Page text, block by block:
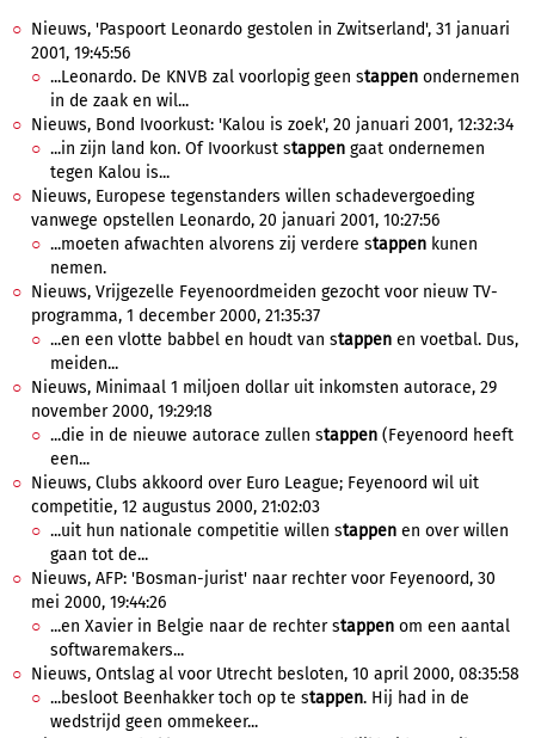
Nieuws, 'Paspoort Leonardo gestolen in Zwitserland', 31 januari
2001, 19:45:56
...Leonardo. De KNVB zal voorlopig geen stappen ondernemen
in de zaak en wil...
Nieuws, Bond Ivoorkust: 'Kalou is zoek', 20 januari 2001, 12:32:34
...in zijn land kon. Of Ivoorkust stappen gaat ondernemen
tegen Kalou is...
Nieuws, Europese tegenstanders willen schadevergoeding
vanwege opstellen Leonardo, 20 januari 2001, 10:27:56
...moeten afwachten alvorens zij verdere stappen kunen
nemen.
Nieuws, Vrijgezelle Feyenoordmeiden gezocht voor nieuw TV-
programma, 1 december 2000, 21:35:37
...en een vlotte babbel en houdt van stappen en voetbal. Dus,
meiden...
Nieuws, Minimaal 1 miljoen dollar uit inkomsten autorace, 29
november 2000, 19:29:18
...die in de nieuwe autorace zullen stappen (Feyenoord heeft
een...
Nieuws, Clubs akkoord over Euro League; Feyenoord wil uit
competitie, 12 augustus 2000, 21:02:03
...uit hun nationale competitie willen stappen en over willen
gaan tot de...
Nieuws, AFP: 'Bosman-jurist' naar rechter voor Feyenoord, 30
mei 2000, 19:44:26
...en Xavier in Belgie naar de rechter stappen om een aantal
softwaremakers...
Nieuws, Ontslag al voor Utrecht besloten, 10 april 2000, 08:35:58
...besloot Beenhakker toch op te stappen. Hij had in de
wedstrijd geen ommekeer...